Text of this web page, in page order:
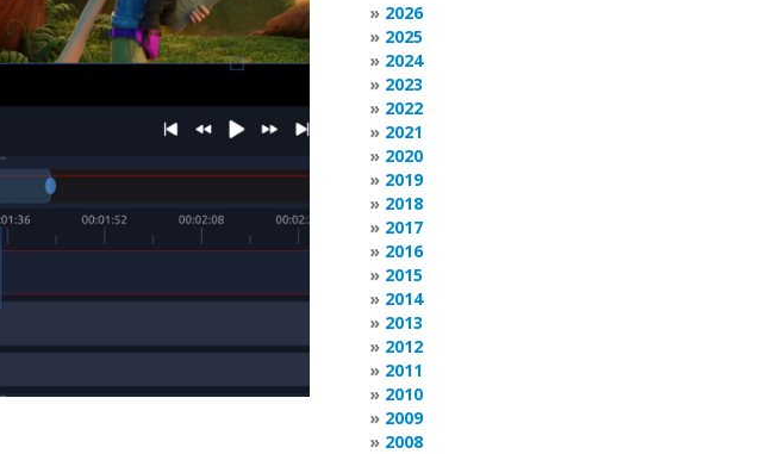
2026
2025
2024
2023
2022
2021
2020
2019
2018
2017
2016
2015
2014
2013
2012
2011
2010
2009
2008